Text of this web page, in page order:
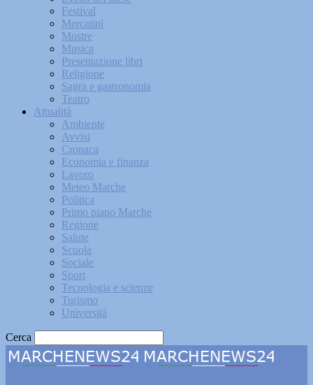
Festival
Mercatini
Mostre
Musica
Presentazione libri
Religione
Sagra e gastronomia
Teatro
Attualità
Ambiente
Avvisi
Cronaca
Economia e finanza
Lavoro
Meteo Marche
Politica
Primo piano Marche
Regione
Salute
Scuola
Sociale
Sport
Tecnologia e scienze
Turismo
Università
Cerca